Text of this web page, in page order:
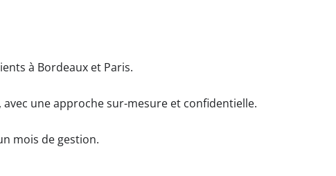
à Bordeaux et Paris.
une approche sur-mesure et confidentielle.
mois de gestion.